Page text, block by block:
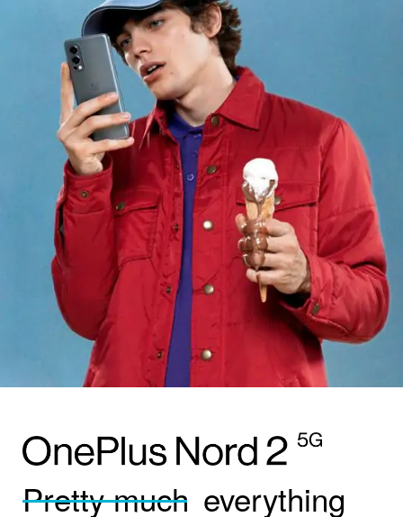
Pretty much everything